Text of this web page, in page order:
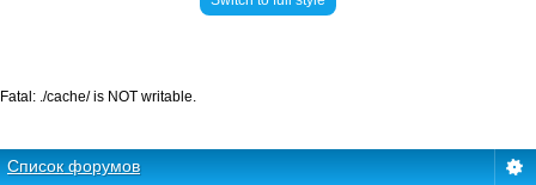
Список форумов
Fatal: ./cache/ is NOT writable.